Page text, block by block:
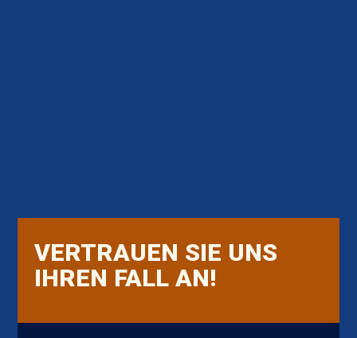
VERTRAUEN SIE UNS
IHREN FALL AN!